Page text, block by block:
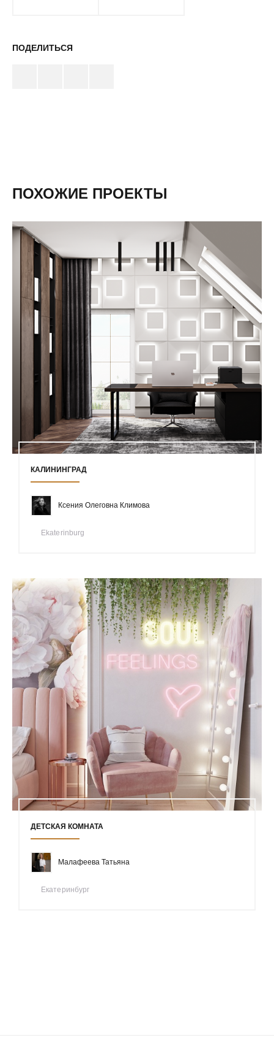
ПОДЕЛИТЬСЯ
ПОХОЖИЕ ПРОЕКТЫ
КАЛИНИНГРАД
Ксения Олеговна Климова
Ekaterinburg
ДЕТСКАЯ КОМНАТА
Малафеева Татьяна
Екатеринбург